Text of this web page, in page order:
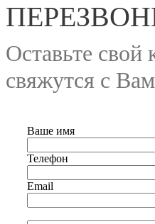
Оставьте
свяжутся с
Ваше имя
Телефон
Email